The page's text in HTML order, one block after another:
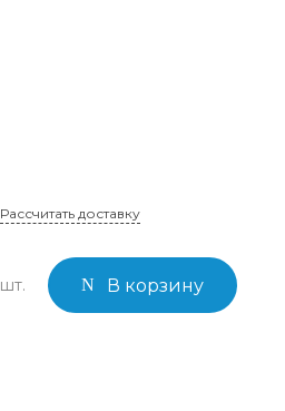
Рассчитать доставку
шт. В корзину